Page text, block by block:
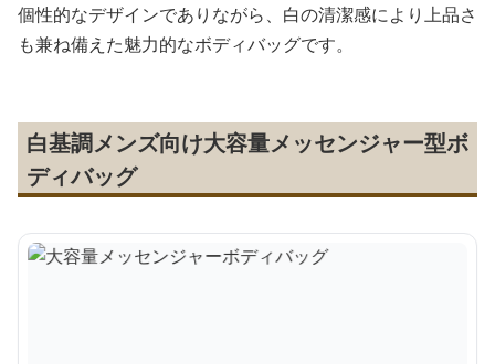
個性的なデザインでありながら、白の清潔感により上品さ
も兼ね備えた魅力的なボディバッグです。
白基調メンズ向け大容量メッセンジャー型ボ
ディバッグ